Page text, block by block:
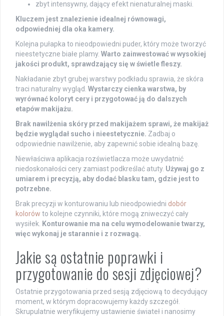
zbyt intensywny, dający efekt nienaturalnej maski.
Kluczem jest znalezienie idealnej równowagi,
odpowiedniej dla oka kamery.
Kolejna pułapka to nieodpowiedni puder, który może tworzyć
nieestetyczne białe plamy. Warto zainwestować w wysokiej
jakości produkt, sprawdzający się w świetle fleszy.
Nakładanie zbyt grubej warstwy podkładu sprawia, że skóra
traci naturalny wygląd. Wystarczy cienka warstwa, by
wyrównać koloryt cery i przygotować ją do dalszych
etapów makijażu.
Brak nawilżenia skóry przed makijażem sprawi, że makijaż
będzie wyglądał sucho i nieestetycznie. Zadbaj o
odpowiednie nawilżenie, aby zapewnić sobie idealną bazę.
Niewłaściwa aplikacja rozświetlacza może uwydatnić
niedoskonałości cery zamiast podkreślać atuty. Używaj go z
umiarem i precyzją, aby dodać blasku tam, gdzie jest to
potrzebne.
Brak precyzji w konturowaniu lub nieodpowiedni dobór
kolorów to kolejne czynniki, które mogą zniweczyć cały
wysiłek.
Konturowanie ma na celu wymodelowanie twarzy,
więc wykonaj je starannie i z rozwagą.
Jakie są ostatnie poprawki i
przygotowanie do sesji zdjęciowej?
Ostatnie przygotowania przed sesją zdjęciową to decydujący
moment, w którym dopracowujemy każdy szczegół.
Skrupulatnie weryfikujemy ustawienie świateł i nanosimy